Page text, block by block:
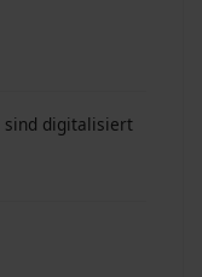
sind digitalisiert